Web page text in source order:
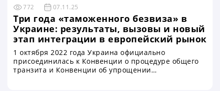
772 07.11.25
Три года «таможенного безвиза» в
Украине: результаты, вызовы и новый
этап интеграции в европейский рынок
1 октября 2022 года Украина официально
присоединилась к Конвенции о процедуре общего
транзита и Конвенции об упрощении